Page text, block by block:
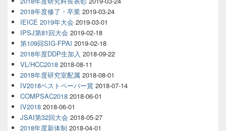
2018年度修了・卒業 2019-03-24
IEICE 2019年大会 2019-03-01
IPSJ第81回大会 2019-02-18
第109回SIG-FPAI 2019-02-18
2018年度DDP生加入 2018-09-22
VL/HCC2018 2018-08-11
2018年度研究室配属 2018-08-01
IV2018ベストペーパー賞 2018-07-14
COMPSAC2018 2018-06-01
IV2018 2018-06-01
JSAI第32回大会 2018-05-27
2018年度新体制 2018-04-01